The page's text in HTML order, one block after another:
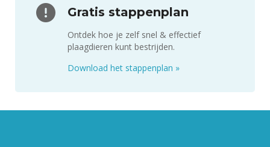
Gratis stappenplan
Ontdek hoe je zelf snel & effectief
plaagdieren kunt bestrijden.
Download het stappenplan »